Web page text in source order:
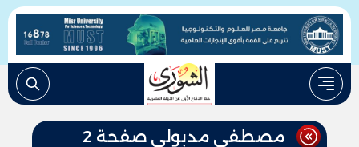
مصطفي مدبولي صفحة 2